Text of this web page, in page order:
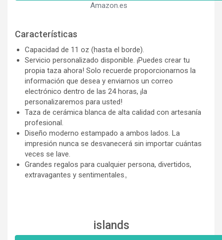
Amazon.es
Características
Capacidad de 11 oz (hasta el borde).
Servicio personalizado disponible. ¡Puedes crear tu
propia taza ahora! Solo recuerde proporcionarnos la
información que desea y enviarnos un correo
electrónico dentro de las 24 horas, ¡la
personalizaremos para usted!
Taza de cerámica blanca de alta calidad con artesanía
profesional.
Diseño moderno estampado a ambos lados. La
impresión nunca se desvanecerá sin importar cuántas
veces se lave.
Grandes regalos para cualquier persona, divertidos,
extravagantes y sentimentales。
islands